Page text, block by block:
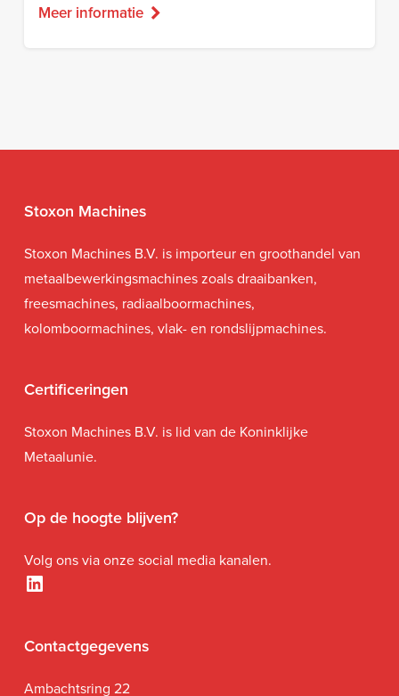
Meer informatie
Stoxon Machines
Stoxon Machines B.V. is importeur en groothandel van
metaalbewerkingsmachines zoals draaibanken,
freesmachines, radiaalboormachines,
kolomboormachines, vlak- en rondslijpmachines.
Certificeringen
Stoxon Machines B.V. is lid van de Koninklijke
Metaalunie.
Op de hoogte blijven?
Volg ons via onze social media kanalen.
LinkedIn
Contactgegevens
Ambachtsring 22